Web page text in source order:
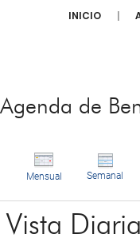
INICIO
Agenda de
Mensual Semanal
Vista Diaria